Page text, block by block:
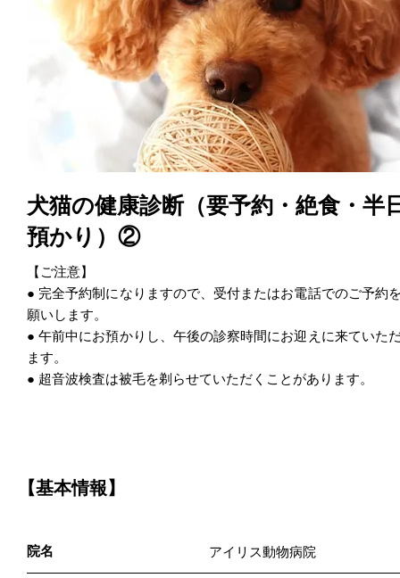
犬猫の健康診断（要予約・絶食・半
預かり）②
【ご注意】
● 完全予約制になりますので、受付またはお電話でのご予約
願いします。
● 午前中にお預かりし、午後の診察時間にお迎えに来ていた
ます。
● 超音波検査は被毛を剃らせていただくことがあります。
【基本情報】
院名 アイリス動物病院